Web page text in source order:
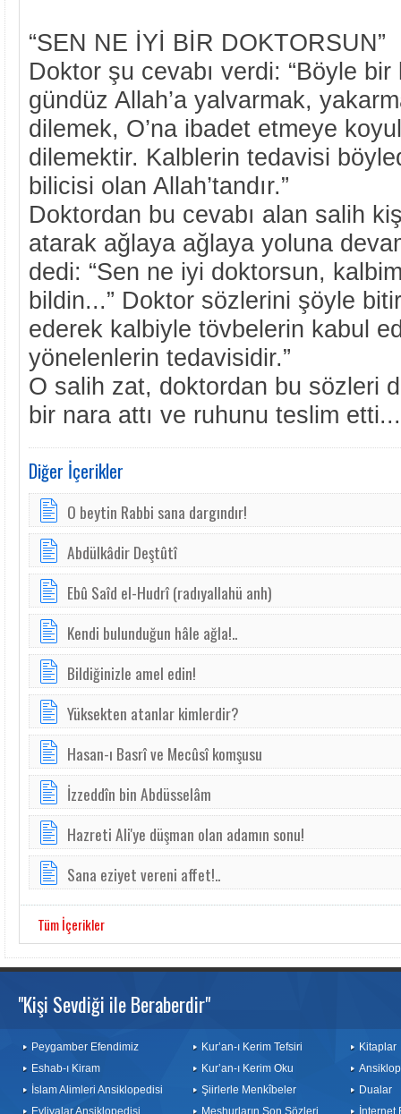
“SEN NE İYİ BİR DOKTORSUN”
Doktor şu cevabı verdi: “Böyle
gündüz Allah’a yalvarmak,
dilemek, O’na ibadet etmeye
dilemektir. Kalblerin tedavisi
bilicisi olan Allah’tandır.”
Doktordan bu cevabı alan salih
atarak ağlaya ağlaya yoluna
dedi: “Sen ne iyi doktorsun,
bildin...” Doktor sözlerini şöyle
ederek kalbiyle tövbelerin kabul
yönelenlerin tedavisidir.”
O salih zat, doktordan bu sözleri
bir nara attı ve ruhunu teslim etti...
Diğer İçerikler
O beytin Rabbi sana dargındır!
Abdülkâdir Deştûtî
Ebû Saîd el-Hudrî (radıyallahü anh)
Kendi bulunduğun hâle ağla!..
Bildiğinizle amel edin!
Yüksekten atanlar kimlerdir?
Hasan-ı Basrî ve Mecûsî komşusu
İzzeddîn bin Abdüsselâm
Hazreti Ali'ye düşman olan adamın sonu!
Sana eziyet vereni affet!..
Tüm İçerikler
"Kişi Sevdiği ile Beraberdir"
Peygamber Efendimiz
Eshab-ı Kiram
İslam Alimleri Ansiklopedisi
Evliyalar Ansiklopedisi
Kur’an-ı Kerim Tefsiri
Kur’an-ı Kerim Oku
Şiirlerle Menkîbeler
Meşhurların Son Sözleri
Kitaplar
Dualar
İnternet